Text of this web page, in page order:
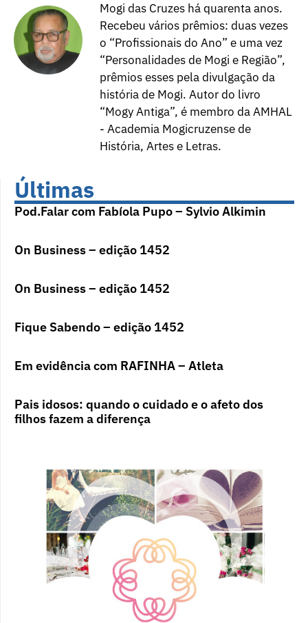
Mogi das Cruzes há quarenta anos.
Recebeu vários prêmios: duas vezes
o “Profissionais do Ano” e uma vez
“Personalidades de Mogi e Região”,
prêmios esses pela divulgação da
história de Mogi. Autor do livro
“Mogy Antiga”, é membro da AMHAL
- Academia Mogicruzense de
História, Artes e Letras.
Últimas
Pod.Falar com Fabíola Pupo – Sylvio Alkimin
On Business – edição 1452
On Business – edição 1452
Fique Sabendo – edição 1452
Em evidência com RAFINHA – Atleta
Pais idosos: quando o cuidado e o afeto dos
filhos fazem a diferença